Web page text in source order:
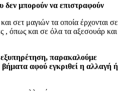
δεν μπορούν να επιστραφούν
σετ μαγιών τα οποία έρχονται σε
, όπως και σε όλα τα αξεσουάρ και
παρακαλούμε
αφού εγκριθεί η αλλαγή ή